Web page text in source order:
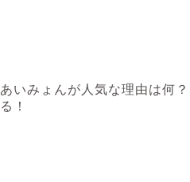
あいみょんが人気な理由は何
る！